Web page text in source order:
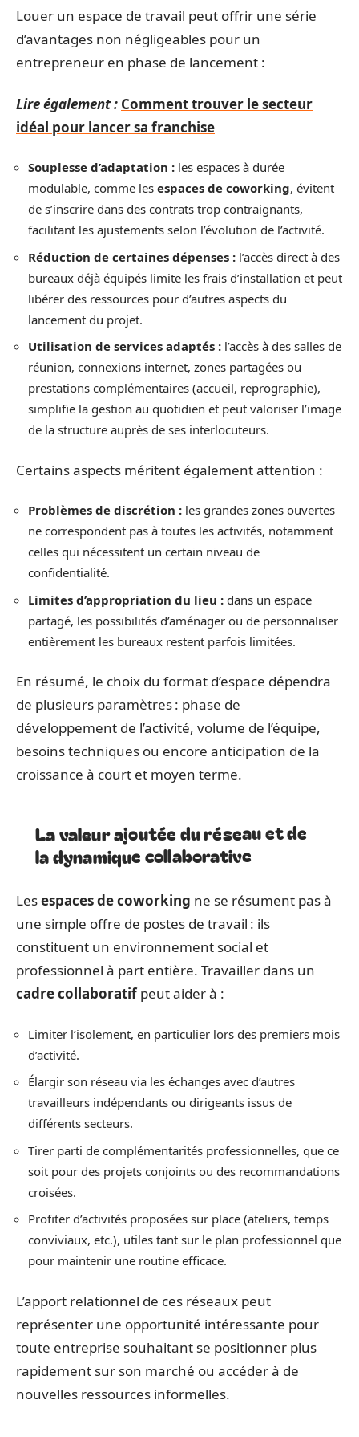
Louer un espace de travail peut offrir une série
d’avantages non négligeables pour un
entrepreneur en phase de lancement :
Lire également : Comment trouver le secteur
idéal pour lancer sa franchise
Souplesse d’adaptation : les espaces à durée
modulable, comme les espaces de coworking, évitent
de s’inscrire dans des contrats trop contraignants,
facilitant les ajustements selon l’évolution de l’activité.
Réduction de certaines dépenses : l’accès direct à des
bureaux déjà équipés limite les frais d’installation et peut
libérer des ressources pour d’autres aspects du
lancement du projet.
Utilisation de services adaptés : l’accès à des salles de
réunion, connexions internet, zones partagées ou
prestations complémentaires (accueil, reprographie),
simplifie la gestion au quotidien et peut valoriser l’image
de la structure auprès de ses interlocuteurs.
Certains aspects méritent également attention :
Problèmes de discrétion : les grandes zones ouvertes
ne correspondent pas à toutes les activités, notamment
celles qui nécessitent un certain niveau de
confidentialité.
Limites d’appropriation du lieu : dans un espace
partagé, les possibilités d’aménager ou de personnaliser
entièrement les bureaux restent parfois limitées.
En résumé, le choix du format d’espace dépendra
de plusieurs paramètres : phase de
développement de l’activité, volume de l’équipe,
besoins techniques ou encore anticipation de la
croissance à court et moyen terme.
La valeur ajoutée du réseau et de
la dynamique collaborative
Lesespaces de coworking ne se résument pas à
une simple offre de postes de travail : ils
constituent un environnement social et
professionnel à part entière. Travailler dans un
cadre collaboratifpeut aider à :
Limiter l’isolement, en particulier lors des premiers mois
d’activité.
Élargir son réseau via les échanges avec d’autres
travailleurs indépendants ou dirigeants issus de
différents secteurs.
Tirer parti de complémentarités professionnelles, que ce
soit pour des projets conjoints ou des recommandations
croisées.
Profiter d’activités proposées sur place (ateliers, temps
conviviaux, etc.), utiles tant sur le plan professionnel que
pour maintenir une routine efficace.
L’apport relationnel de ces réseaux peut
représenter une opportunité intéressante pour
toute entreprise souhaitant se positionner plus
rapidement sur son marché ou accéder à de
nouvelles ressources informelles.